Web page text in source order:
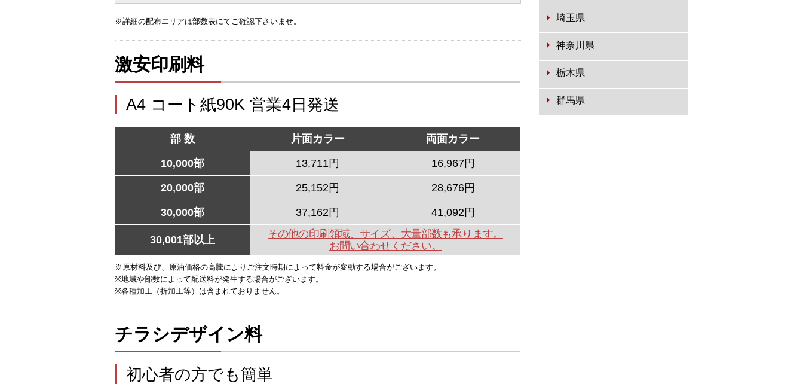
※詳細の配布エリアは部数表にてご確認下さいませ。
激安印刷料
A4 コート紙90K 営業4日発送
部 数 片面カラー 両面カラー
10,000部 13,711円 16,967円
20,000部 25,152円 28,676円
30,000部 37,162円 41,092円
30,001部以上
その他の印刷領域、サイズ、大量部数も承ります。
お問い合わせください。
※原材料及び、原油価格の高騰によりご注文時期によって料金が変動する場合がございます。
※地域や部数によって配送料が発生する場合がございます。
※各種加工（折加工等）は含まれておりません。
チラシデザイン料
初心者の方でも簡単
埼玉県
神奈川県
栃木県
群馬県